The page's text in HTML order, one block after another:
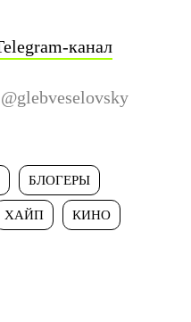
канал
БЛОГЕРЫ
ХАЙП КИНО